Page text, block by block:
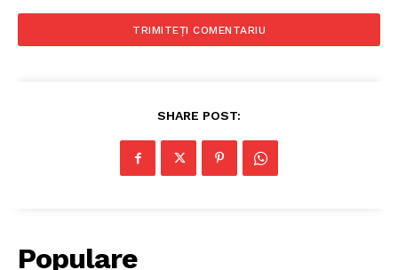
Politica de Confidențialitate
SHARE POST:
Populare